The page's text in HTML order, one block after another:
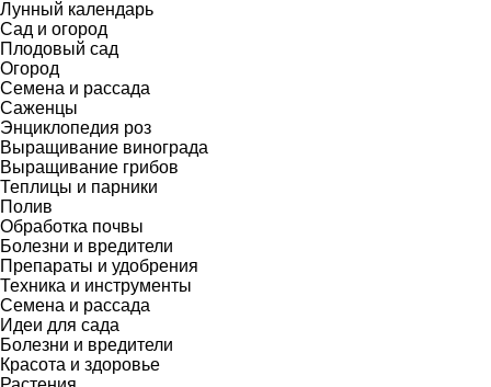
Лунный календарь
Сад и огород
Плодовый сад
Огород
Семена и рассада
Саженцы
Энциклопедия роз
Выращивание винограда
Выращивание грибов
Теплицы и парники
Полив
Обработка почвы
Болезни и вредители
Препараты и удобрения
Техника и инструменты
Семена и рассада
Идеи для сада
Болезни и вредители
Красота и здоровье